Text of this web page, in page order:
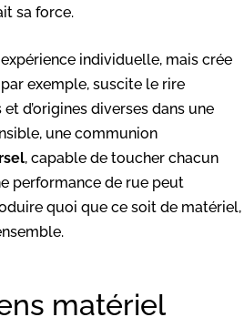
sa force.
individuelle, mais crée
exemple, suscite le rire
d’origines diverses dans une
une communion
, capable de toucher chacun
performance de rue peut
quoi que ce soit de matériel,
matériel